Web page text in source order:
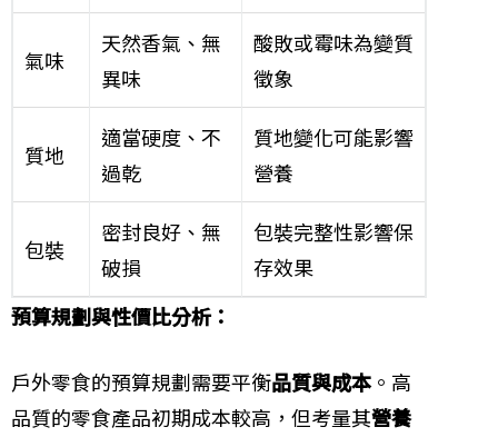
氣味
天然香氣、無
異味
酸敗或霉味為變質
徵象
質地
適當硬度、不
過乾
質地變化可能影響
營養
包裝
密封良好、無
破損
包裝完整性影響保
存效果
預算規劃與性價比分析：
戶外零食的預算規劃需要平衡品質與成本。高
品質的零食產品初期成本較高，但考量其營養